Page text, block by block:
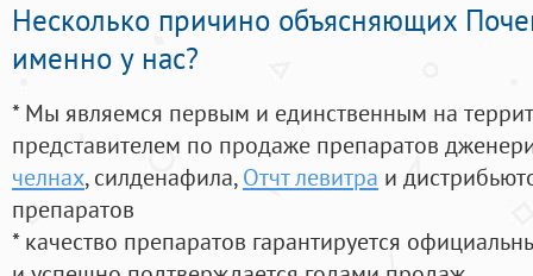
Несколько причино объясняющих
именно у нас?
* Мы являемся первым и единственным на
представителем по продаже препаратов
челнах, силденафила, Отчт левитра и
препаратов
* качество препаратов гарантируется